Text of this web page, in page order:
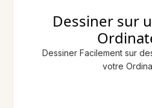
Dessiner sur
Dessiner Facilement sur
votre